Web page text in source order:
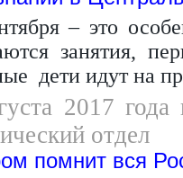
– это
занятия,
дети идут на
2017
отдел
помнит вся